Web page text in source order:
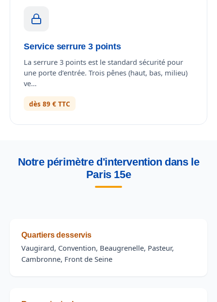
Service serrure 3 points
La serrure 3 points est le standard sécurité pour
une porte d’entrée. Trois pênes (haut, bas, milieu)
ve…
dès 89 € TTC
Notre périmètre d'intervention dans le
Paris 15e
Quartiers desservis
Vaugirard, Convention, Beaugrenelle, Pasteur,
Cambronne, Front de Seine